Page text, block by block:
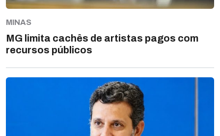
MINAS
MG limita cachês de artistas pagos com
recursos públicos